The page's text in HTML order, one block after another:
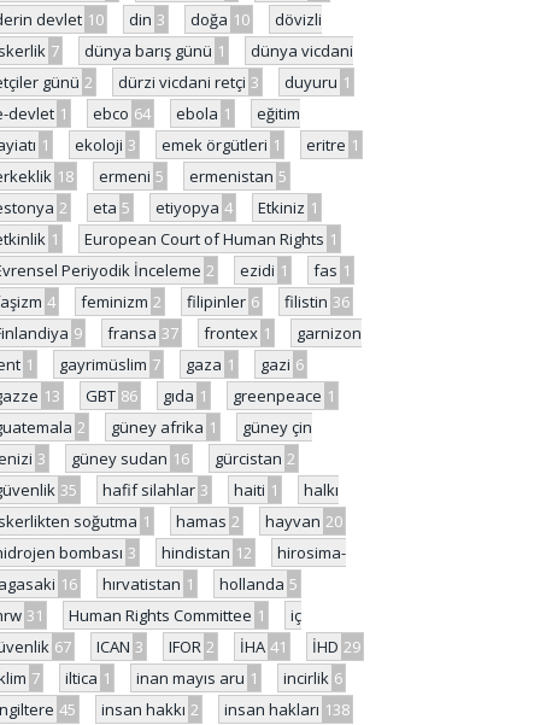
devlet 10 din 3 doğa 10
dövizli
7 dünya barış günü 1
dünya vicdani
günü 2 dürzi vicdani retçi 3 duyuru 1
devlet 1 ebco 64 ebola 1
eğitim
1 ekoloji 3 emek örgütleri 1 eritre 1
18 ermeni 5 ermenistan 5
2 eta 5 etiyopya 4 Etkiniz 1
1 European Court of Human Rights 1
Periyodik İnceleme 2 ezidi 1 fas 1
4 feminizm 2 filipinler 6 filistin 36
9 fransa 37 frontex 1
garnizon
1 gayrimüslim 7 gaza 1 gazi 6
13 GBT 86 gıda 1 greenpeace 1
2 güney afrika 1
güney çin
3 güney sudan 16 gürcistan 2
35 hafif silahlar 3 haiti 1
halkı
soğutma 1 hamas 2 hayvan 20
bombası 3 hindistan 12
hirosima-
16 hırvatistan 1 hollanda 5
31 Human Rights Committee 1
iç
67 ICAN 3 IFOR 2 İHA 41 İHD 29
7 iltica 1 inan mayıs aru 1 incirlik 6
45 insan hakkı 2 insan hakları 138